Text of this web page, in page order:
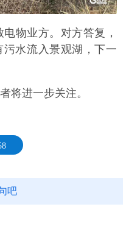
物业方。对方答复，
污水流入景观湖，下一
将进一步关注。
吧